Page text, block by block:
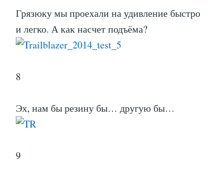
Грязюку мы проехали на удивление быстро
и легко. А как насчет подъёма?
8
Эх, нам бы резину бы… другую бы…
9